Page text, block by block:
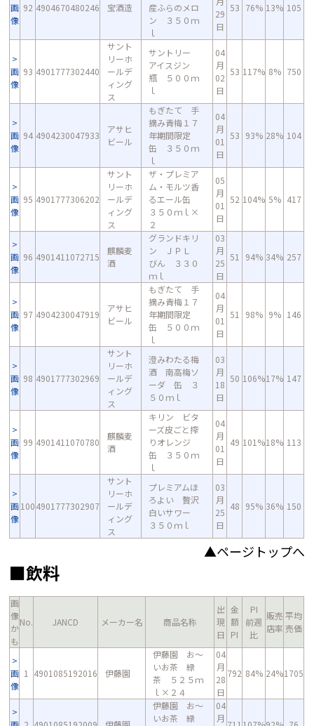
画
像
92 4904670480246 宝酒造
産ふらのメロ
ン ３５０ｍ
ｌ
29
日
53 76% 13% 105
画
像
93 4901777302440
サント
リーホ
ールデ
ィング
ス
サントリー
アイスジン
瓶 ５００ｍ
ｌ
04
月
02
日
53 117% 8% 750
画
像
94 4904230047933
アサヒ
ビール
もぎたて 手
摘み青梅１７
年期間限定
缶 ３５０ｍ
ｌ
04
月
01
日
53 93% 28% 104
画
像
95 4901777306202
サント
リーホ
ールデ
ィング
ス
ザ・プレミア
ム・モルツ香
るエール缶
３５０ｍｌ×
２
05
月
01
日
52 104% 5% 417
画
像
96 4901411072715
麒麟麦
酒
グランドキリ
ン ＪＰＬ
びん ３３０
ｍｌ
03
月
25
日
51 94% 34% 257
画
像
97 4904230047919
アサヒ
ビール
もぎたて 手
摘み青梅１７
年期間限定
缶 ５００ｍ
ｌ
04
月
01
日
51 98% 9% 146
画
像
98 4901777302969
サント
リーホ
ールデ
ィング
ス
澄みわたる梅
酒 南高梅ソ
ーダ 缶 ３
５０ｍｌ
03
月
18
日
50 106%17% 147
画
像
99 4901411070780
麒麟麦
酒
キリン ビタ
ーズ皮ごと搾
りオレンジ
缶 ３５０ｍ
ｌ
04
月
01
日
49 101%18% 113
画
像
1004901777302907
サント
リーホ
ールデ
ィング
ス
プレミアムほ
ろよい 贅沢
白いサワー
３５０ｍｌ
03
月
25
日
48 95% 36% 150
▲ページトップへ
■飲料
画
像
か
も
No. JANCD メーカー名 商品名称
出
現
日
金
額
PI
PI
前週
比
販売
店率
平均
売価
画
像
1 4901085192016 伊藤園
伊藤園 お～
いお茶 緑
茶 ５２５ｍ
ｌ×２４
04
月
28
日
792 84% 24%1705
伊藤園 お～
いお茶 緑
04
月